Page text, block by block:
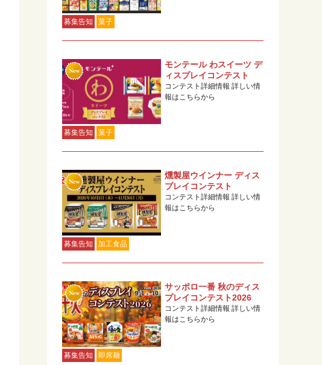
募集告知 菓子
募集告知 菓子
モンテール わスイーツ デ
ィスプレイコンテスト
コンテスト詳細情報 詳しい情
報はこちらから
募集告知 加工食品
燻製屋ウインナー ディス
プレイコンテスト
コンテスト詳細情報 詳しい情
報はこちらから
募集告知 即席麺
サッポロ一番 秋のディス
プレイコンテスト2026
コンテスト詳細情報 詳しい情
報はこちらから